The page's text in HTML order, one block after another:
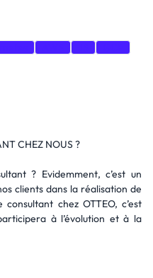
CHEZ NOUS ?
? Evidemment, c’est un
clients dans la réalisation de
chez OTTEO, c’est
à l’évolution et à la